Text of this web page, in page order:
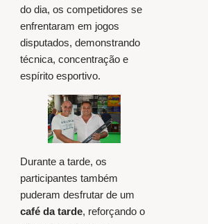
do dia, os competidores se
enfrentaram em jogos
disputados, demonstrando
técnica, concentração e
espírito esportivo.
Durante a tarde, os
participantes também
puderam desfrutar de um
café da tarde, reforçando o